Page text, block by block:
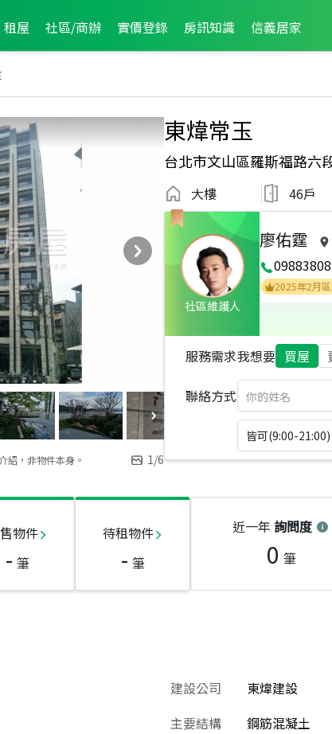
租屋 社區/商辦 實價登錄 房訊知識 信義居家
紹，非物件本身。 1/6
東煒常玉
台北市文山區羅斯福路六
大樓 46戶
社區維護人
廖佑霆
2026年7月區成件TOP3 2025年4月區成件TOP3 2025年2月區成件
服務需求我想要 買屋
聯絡方式
皆可(9:00-21:00)
物件
- 筆
待租物件
- 筆
近一年 詢問度
0 筆
建設公司
東煒建設
主要結構
鋼筋混凝土